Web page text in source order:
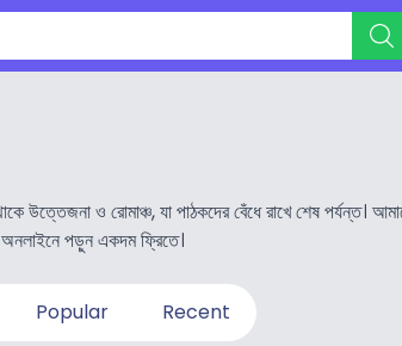
উত্তেজনা ও রোমাঞ্চ, যা পাঠকদের বেঁধে রাখে শেষ পর্যন্ত।
পড়ুন একদম ফ্রিতে।
Popular Recent